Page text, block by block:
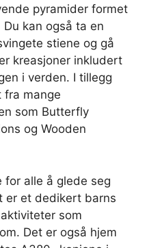
pyramider formet
kan også ta en
stiene og gå
kreasjoner inkludert
i verden. I tillegg
fra mange
som Butterfly
og Wooden
for alle å glede seg
er et dedikert barns
som
Det er også hjem